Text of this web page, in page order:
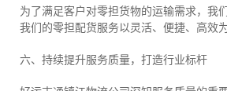
为了满足客户对零担货物的运输需求，我
我们的零担配货服务以灵活、便捷、高效
六、持续提升服务质量，打造行业标杆